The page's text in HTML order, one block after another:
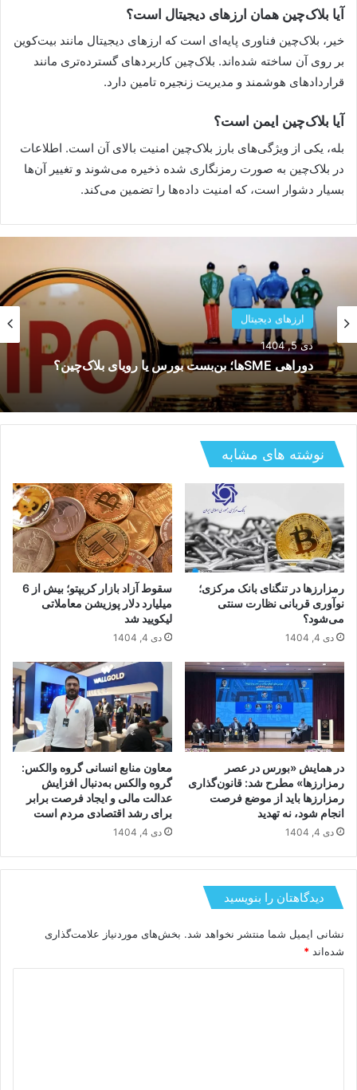
آیا بلاک‌چین همان ارزهای دیجیتال است؟
خیر، بلاک‌چین فناوری پایه‌ای است که ارزهای دیجیتال مانند بیت‌کوین
بر روی آن ساخته شده‌اند. بلاک‌چین کاربردهای گسترده‌تری مانند
قراردادهای هوشمند و مدیریت زنجیره تامین دارد.
آیا بلاک‌چین ایمن است؟
بله، یکی از ویژگی‌های بارز بلاک‌چین امنیت بالای آن است. اطلاعات
در بلاک‌چین به صورت رمزنگاری شده ذخیره می‌شوند و تغییر آن‌ها
بسیار دشوار است، که امنیت داده‌ها را تضمین می‌کند.
ارزهای دیجیتال
دی 5, 1404
دوراهی SMEها؛ بن‌بست بورس یا رویای بلاک‌چین؟
نوشته های مشابه
رمزارزها در تنگنای بانک مرکزی؛
نوآوری قربانی نظارت سنتی
می‌شود؟
دی 4, 1404
سقوط آزاد بازار کریپتو؛ بیش از 6
میلیارد دلار پوزیشن معاملاتی
لیکویید شد
دی 4, 1404
در همایش «بورس در عصر
رمزارزها» مطرح شد: قانون‌گذاری
رمزارزها باید از موضع فرصت
انجام شود، نه تهدید
دی 4, 1404
معاون منابع انسانی گروه والکس:
گروه والکس به‌دنبال افزایش
عدالت مالی و ایجاد فرصت برابر
برای رشد اقتصادی مردم است
دی 4, 1404
دیدگاهتان را بنویسید
نشانی ایمیل شما منتشر نخواهد شد. بخش‌های موردنیاز علامت‌گذاری
شده‌اند *